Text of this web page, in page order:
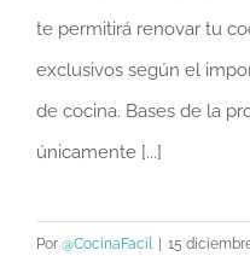
te permitirá renovar tu
exclusivos según el
de cocina. Bases de la
únicamente [...]
Por @CocinaFacil | 15